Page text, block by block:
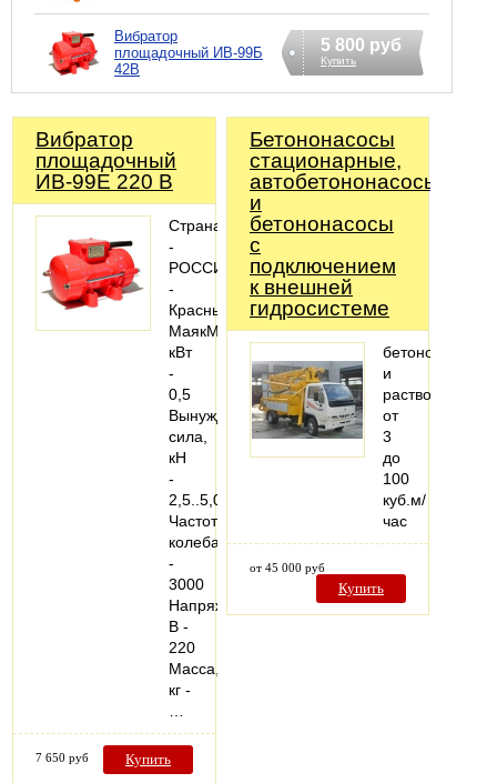
Вибратор
площадочный ИВ-99Б
42В
5 800 руб
Купить
Вибратор
площадочный
ИВ-99Е 220 В
Страна
-
РОССИЯПроизводитель
-
Красный
МаякМощность,
кВт
-
0,5
Вынуждающая
сила,
кН
-
2,5..5,0
Частота
колебаний
-
3000
Напряжение,
В -
220
Масса,
кг -
7 650 руб Купить
Бетононасосы
стационарные,
автобетононасосы
и
бетононасосы
с
подключением
к внешней
гидросистеме
бетононасосы
и
от
3
до
100
куб.м/
час
от 45 000 руб
Купить